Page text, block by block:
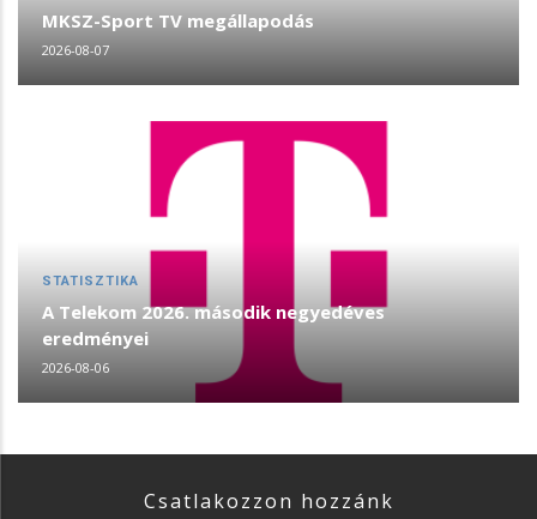
MKSZ-Sport TV megállapodás
2026-08-07
STATISZTIKA
A Telekom 2026. második negyedéves
eredményei
2026-08-06
Csatlakozzon hozzánk